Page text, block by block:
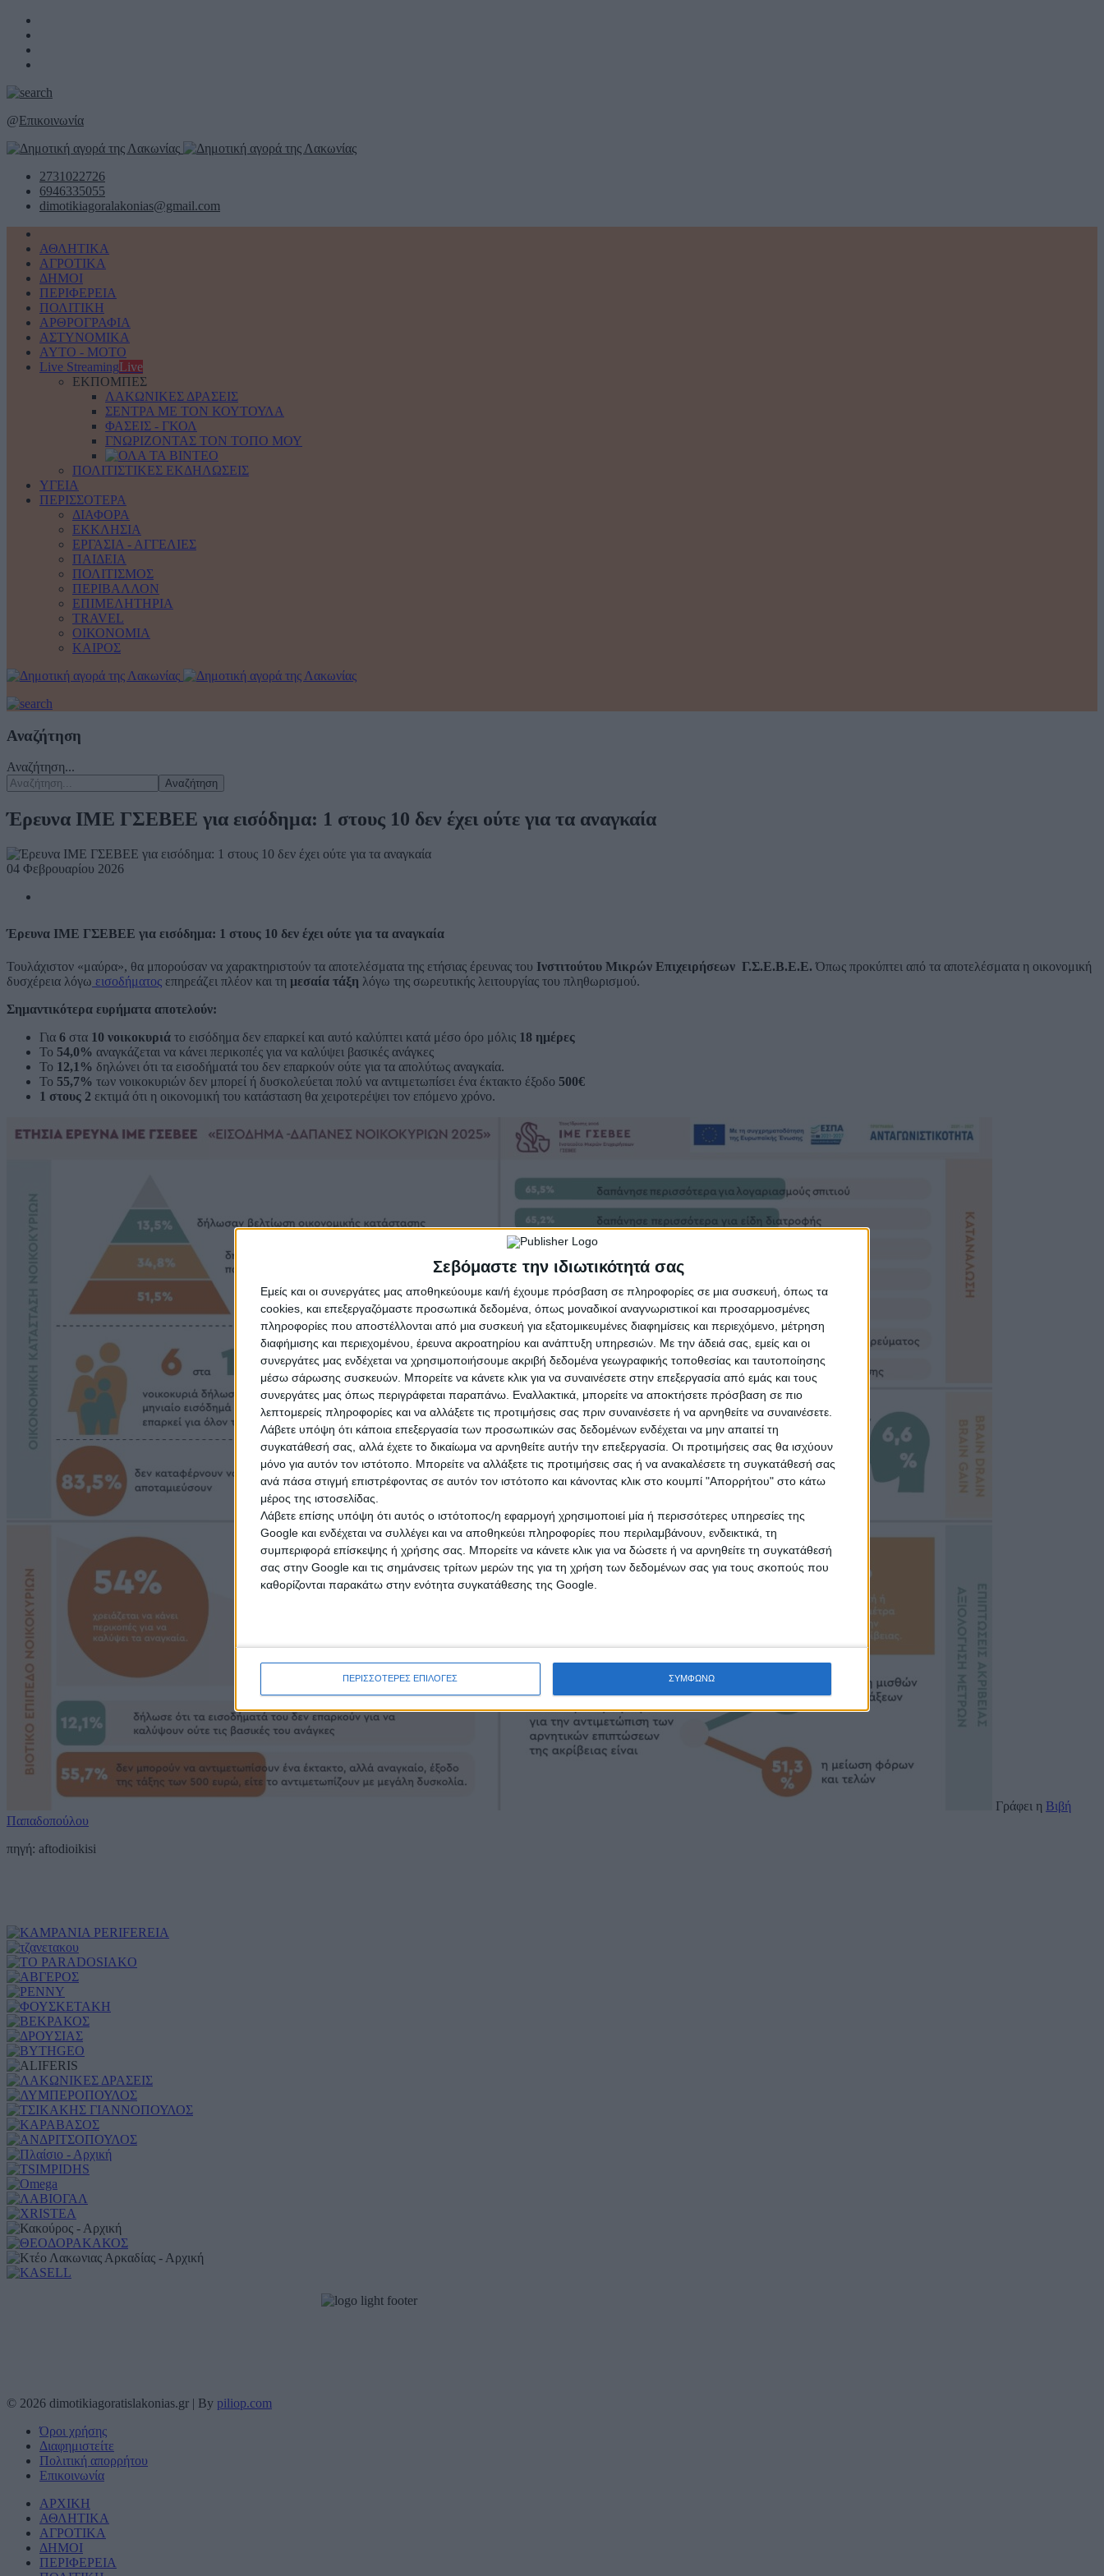
Σεβόμαστε την ιδιωτικότητά σας
Εμείς και οι συνεργάτες μας αποθηκεύουμε και/ή έχουμε πρόσβαση σε πληροφορίες σε μια συσκευή, όπως τα
cookies, και επεξεργαζόμαστε προσωπικά δεδομένα, όπως μοναδικοί αναγνωριστικοί και προσαρμοσμένες
πληροφορίες που αποστέλλονται από μια συσκευή για εξατομικευμένες διαφημίσεις και περιεχόμενο, μέτρηση
διαφήμισης και περιεχομένου, έρευνα ακροατηρίου και ανάπτυξη υπηρεσιών. Με την άδειά σας, εμείς και οι
συνεργάτες μας ενδέχεται να χρησιμοποιήσουμε ακριβή δεδομένα γεωγραφικής τοποθεσίας και ταυτοποίησης
μέσω σάρωσης συσκευών. Μπορείτε να κάνετε κλικ για να συναινέσετε στην επεξεργασία από εμάς και τους
συνεργάτες μας όπως περιγράφεται παραπάνω. Εναλλακτικά, μπορείτε να αποκτήσετε πρόσβαση σε πιο
λεπτομερείς πληροφορίες και να αλλάξετε τις προτιμήσεις σας πριν συναινέσετε ή να αρνηθείτε να συναινέσετε.
Λάβετε υπόψη ότι κάποια επεξεργασία των προσωπικών σας δεδομένων ενδέχεται να μην απαιτεί τη
συγκατάθεσή σας, αλλά έχετε το δικαίωμα να αρνηθείτε αυτήν την επεξεργασία. Οι προτιμήσεις σας θα ισχύουν
μόνο για αυτόν τον ιστότοπο. Μπορείτε να αλλάξετε τις προτιμήσεις σας ή να ανακαλέσετε τη συγκατάθεσή σας
ανά πάσα στιγμή επιστρέφοντας σε αυτόν τον ιστότοπο και κάνοντας κλικ στο κουμπί "Απορρήτου" στο κάτω
μέρος της ιστοσελίδας.
Λάβετε επίσης υπόψη ότι αυτός ο ιστότοπος/η εφαρμογή χρησιμοποιεί μία ή περισσότερες υπηρεσίες της
Google και ενδέχεται να συλλέγει και να αποθηκεύει πληροφορίες που περιλαμβάνουν, ενδεικτικά, τη
συμπεριφορά επίσκεψης ή χρήσης σας. Μπορείτε να κάνετε κλικ για να δώσετε ή να αρνηθείτε τη συγκατάθεσή
σας στην Google και τις σημάνσεις τρίτων μερών της για τη χρήση των δεδομένων σας για τους σκοπούς που
καθορίζονται παρακάτω στην ενότητα συγκατάθεσης της Google.
ΠΕΡΙΣΣΟΤΕΡΕΣ ΕΠΙΛΟΓΕΣ ΣΥΜΦΩΝΩ
@Επικοινωνία
2731022726
6946335055
dimotikiagoralakonias@gmail.com
ΑΘΛΗΤΙΚΑ
ΑΓΡΟΤΙΚΑ
ΔΗΜΟΙ
ΠΕΡΙΦΕΡΕΙΑ
ΠΟΛΙΤΙΚΗ
ΑΡΘΡΟΓΡΑΦΙΑ
ΑΣΤΥΝΟΜΙΚΑ
AYTO - MOTO
Live StreamingLive
ΕΚΠΟΜΠΕΣ
ΛΑΚΩΝΙΚΕΣ ΔΡΑΣΕΙΣ
ΣΕΝΤΡΑ ΜΕ ΤΟΝ ΚΟΥΤΟΥΛΑ
ΦΑΣΕΙΣ - ΓΚΟΛ
ΓΝΩΡΙΖΟΝΤΑΣ ΤΟΝ ΤΟΠΟ ΜΟΥ
ΠΟΛΙΤΙΣΤΙΚΕΣ ΕΚΔΗΛΩΣΕΙΣ
ΥΓΕΙΑ
ΠΕΡΙΣΣΟΤΕΡΑ
ΔΙΑΦΟΡΑ
ΕΚΚΛΗΣΙΑ
ΕΡΓΑΣΙΑ - ΑΓΓΕΛΙΕΣ
ΠΑΙΔΕΙΑ
ΠΟΛΙΤΙΣΜΟΣ
ΠΕΡΙΒΑΛΛΟΝ
ΕΠΙΜΕΛΗΤΗΡΙΑ
TRAVEL
ΟΙΚΟΝΟΜΙΑ
ΚΑΙΡΟΣ
Αναζήτηση
Αναζήτηση...
Αναζήτηση
Έρευνα ΙΜΕ ΓΣΕΒΕΕ για εισόδημα: 1 στους 10 δεν έχει ούτε για τα αναγκαία
04 Φεβρουαρίου 2026
Έρευνα ΙΜΕ ΓΣΕΒΕΕ για εισόδημα: 1 στους 10 δεν έχει ούτε για τα αναγκαία
Τουλάχιστον «μαύρα», θα μπορούσαν να χαρακτηριστούν τα αποτελέσματα της ετήσιας έρευνας του Ινστιτούτου Μικρών Επιχειρήσεων Γ.Σ.Ε.Β.Ε.Ε. Όπως προκύπτει από τα αποτελέσματα η οικονομική
δυσχέρεια λόγω εισοδήματος επηρεάζει πλέον και τη μεσαία τάξη λόγω της σωρευτικής λειτουργίας του πληθωρισμού.
Σημαντικότερα ευρήματα αποτελούν:
Για 6 στα 10 νοικοκυριά το εισόδημα δεν επαρκεί και αυτό καλύπτει κατά μέσο όρο μόλις 18 ημέρες
Το 54,0% αναγκάζεται να κάνει περικοπές για να καλύψει βασικές ανάγκες
Το 12,1% δηλώνει ότι τα εισοδήματά του δεν επαρκούν ούτε για τα απολύτως αναγκαία.
Το 55,7% των νοικοκυριών δεν μπορεί ή δυσκολεύεται πολύ να αντιμετωπίσει ένα έκτακτο έξοδο 500€
1 στους 2 εκτιμά ότι η οικονομική του κατάσταση θα χειροτερέψει τον επόμενο χρόνο.
Γράφει η Βιβή
Παπαδοπούλου
πηγή: aftodioikisi
© 2026 dimotikiagoratislakonias.gr | By piliop.com
Όροι χρήσης
Διαφημιστείτε
Πολιτική απορρήτου
Επικοινωνία
ΑΡΧΙΚΗ
ΑΘΛΗΤΙΚΑ
ΑΓΡΟΤΙΚΑ
ΔΗΜΟΙ
ΠΕΡΙΦΕΡΕΙΑ